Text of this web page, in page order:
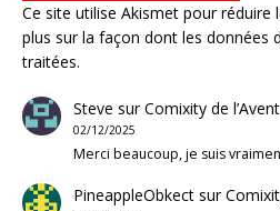
Ce site utilise Akismet pour réduire
plus sur la façon dont les données
traitées.
Steve surComixity de
02/12/2025
Merci beaucoup, je suis
PineappleObkectsur